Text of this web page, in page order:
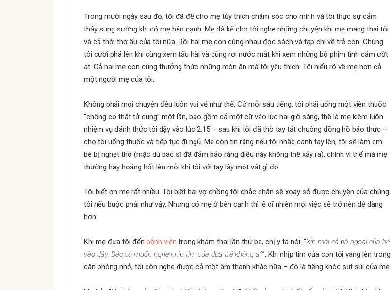
Trong mười ngày sau đó, tôi đã để cho mẹ tùy thích chăm sóc cho mình và tôi thực sự cảm
thấy sung sướng khi có mẹ bên cạnh. Mẹ đã kể cho tôi nghe những chuyện khi mẹ mang thai tôi
và cả thời thơ ấu của tôi nữa. Rồi hai mẹ con cùng nhau đọc sách và tạp chí về trẻ con. Chúng
tôi cười phá lên khi cùng xem tấu hài và cùng rơi nước mắt khi xem những bộ phim tình cảm ướt
át. Cả hai mẹ con cùng thưởng thức những món ăn mà tôi yêu thích. Tôi hiểu rõ về mẹ hơn cả
một người mẹ của tôi.
Không phải mọi chuyện đều luôn vui vẻ như thế. Cứ mỗi sáu tiếng, tôi phải uống một viên thuốc
“chống co thắt tử cung” một lần, bao gồm cả một cữ vào lúc hai giờ sáng, thế là mẹ kiêm luôn
nhiệm vụ đánh thức tôi dậy vào lúc 2:15 – sau khi tôi đã thò tay tắt chuông đồng hồ báo thức –
cho tôi uống thuốc và tiếp tục đi ngủ. Mẹ còn tin rằng nếu tôi nhấc cánh tay lên, tôi sẽ làm em
bé bị nghẹt thở (mặc dù bác sĩ đã đảm bảo rằng điều này không thể xảy ra), chính vì thế mà mẹ
thường hay hoảng hốt lên mỗi khi tôi với tay lấy một vật gì đó.
Tôi biết ơn mẹ rất nhiều. Tôi biết hai vợ chồng tôi chắc chắn sẽ xoay sở được chuyện của chúng
tôi nếu buộc phải như vậy. Nhưng có mẹ ở bên cạnh thì lẽ dĩ nhiên mọi việc sẽ trở nên dễ dàng
hơn.
Khi mẹ đưa tôi đến bệnh viện trong khám thai lần thứ ba, chị y tá nói: “Xin mời cả bà ngoại của bé
vào đây. Bác có muốn nghe nhịp tim của đứa trẻ không ạ?”. Khi nhịp tim của con tôi vang lên trong
căn phòng nhỏ, tôi còn nghe được cả một âm thanh khác nữa – đó là tiếng khóc sụt sùi của mẹ.